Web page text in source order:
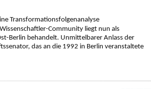
Community liegt nun als
Berlin behandelt. Unmittelbarer Anlass der
das an die 1992 in Berlin veranstaltete